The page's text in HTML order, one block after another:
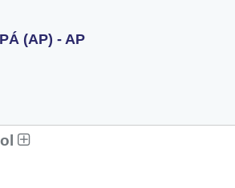
(AP) - AP